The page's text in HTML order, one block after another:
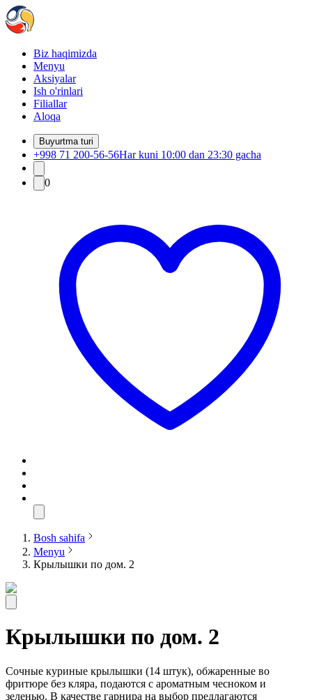
Biz haqimizda
Menyu
Aksiyalar
Ish o'rinlari
Filiallar
Aloqa
Buyurtma turi
+998 71 200-56-56Har kuni 10:00 dan 23:30 gacha
0
Bosh sahifa
Menyu
Крылышки по дом. 2
Крылышки по дом. 2
Сочные куриные крылышки (14 штук), обжаренные во
фритюре без кляра, подаются с ароматным чесноком и
зеленью. В качестве гарнира на выбор предлагаются